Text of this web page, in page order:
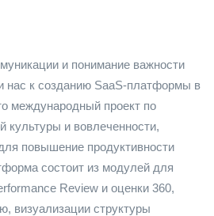
и понимание важности
нас к созданию SaaS-платформы в
международный проект по
культуры и вовлеченности,
повышение продуктивности
состоит из модулей для
Review и оценки 360,
визуализации структуры